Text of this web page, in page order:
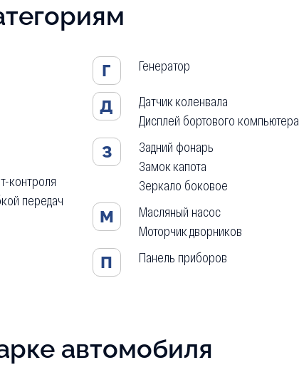
контроля
передач
Г Генератор
Д
Датчик коленвала
Дисплей бортового компьютера
З
Задний фонарь
Замок капота
Зеркало боковое
М
Масляный насос
Моторчик дворников
П Панель приборов
автомобиля